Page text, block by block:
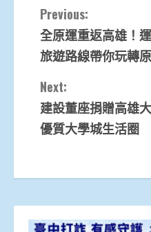
Continue
Reading
Previous:
全原運重返高雄！
旅遊路線帶你玩轉
Next:
建設董座捐贈高雄
優質大學城生活圈